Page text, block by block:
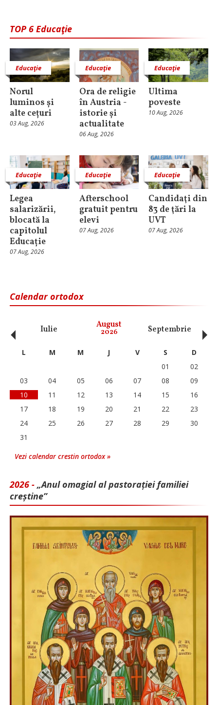
TOP 6 Educaţie
Educaţie
Norul
luminos și
alte cețuri
03 Aug, 2026
Educaţie
Ora de religie
în Austria -
istorie și
actualitate
06 Aug, 2026
Educaţie
Ultima
poveste
10 Aug, 2026
Educaţie
Legea
salarizării,
blocată la
capitolul
Educație
07 Aug, 2026
Educaţie
Afterschool
gratuit pentru
elevi
07 Aug, 2026
Educaţie
Candidaţi din
83 de ţări la
UVT
07 Aug, 2026
Calendar ortodox
Iulie August
2026 Septembrie
‹ L M M J V S
D
01
02
03
04 05 06 07 08
09
10
11 12 13 14 15
16
17
18 19 20 21 22
23
24
25 26 27 28 29
30
31
Vezi calendar crestin ortodox »
2026 - „Anul omagial al pastorației familiei
creștine”